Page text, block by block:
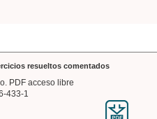
resueltos comentados
PDF acceso libre
433-1